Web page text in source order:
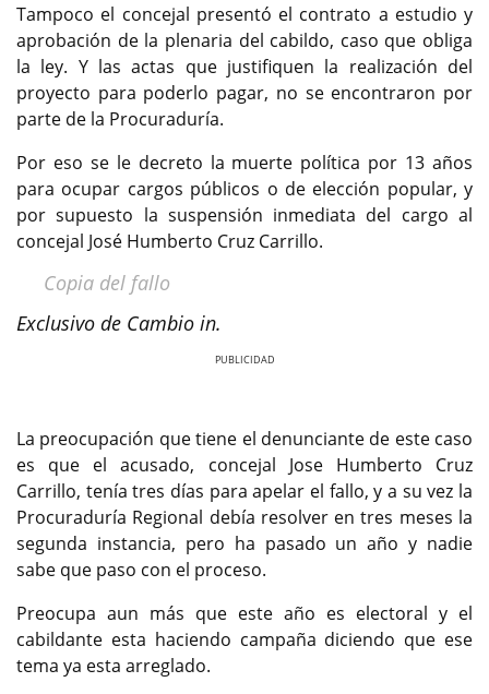
Tampoco el concejal presentó el contrato a estudio y
aprobación de la plenaria del cabildo, caso que obliga
la ley. Y las actas que justifiquen la realización del
proyecto para poderlo pagar, no se encontraron por
parte de la Procuraduría.
Por eso se le decreto la muerte política por 13 años
para ocupar cargos públicos o de elección popular, y
por supuesto la suspensión inmediata del cargo al
concejal José Humberto Cruz Carrillo.
Copia del fallo
Exclusivo de Cambio in.
La preocupación que tiene el denunciante de este caso
es que el acusado, concejal Jose Humberto Cruz
Carrillo, tenía tres días para apelar el fallo, y a su vez la
Procuraduría Regional debía resolver en tres meses la
segunda instancia, pero ha pasado un año y nadie
sabe que paso con el proceso.
Preocupa aun más que este año es electoral y el
cabildante esta haciendo campaña diciendo que ese
tema ya esta arreglado.